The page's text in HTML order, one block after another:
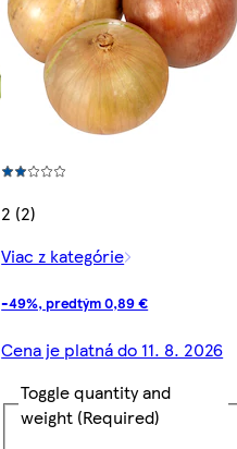
2 (2)
Viac z kategórie
-49%, predtým 0,89 €
Cena je platná do 11. 8. 2026
Toggle quantity and
weight (Required)